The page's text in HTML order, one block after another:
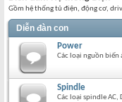
Gồm hệ thống tủ điện, động cơ,
Diễn đàn con
Power
Các loại nguồn
Spindle
Các loại spindle AC,